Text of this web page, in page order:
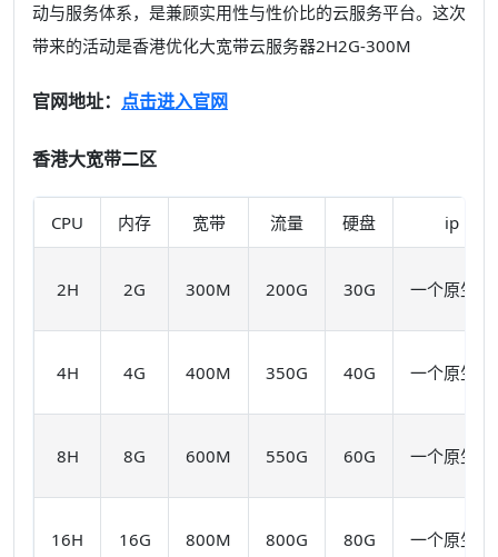
动与服务体系，是兼顾实用性与性价比的云服务平台。这次
带来的活动是香港优化大宽带云服务器2H2G-300M
官网地址： 点击进入官网
香港大宽带二区
CPU 内存 宽带 流量 硬盘 ip
2H 2G 300M 200G 30G 一个原生IP
4H 4G 400M 350G 40G 一个原生IP
8H 8G 600M 550G 60G 一个原生IP
16H 16G 800M 800G 80G 一个原生IP